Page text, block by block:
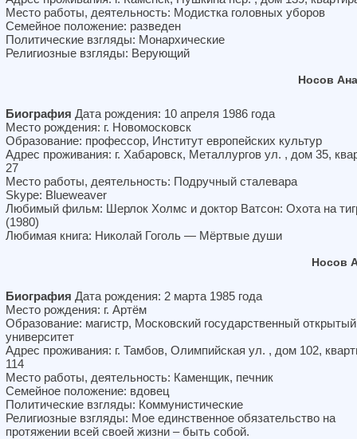
Место работы, деятельность: Модистка головных уборов
Семейное положение: разведен
Политические взгляды: Монархические
Религиозные взгляды: Верующий
Носов
Биография Дата рождения: 10 апреля 1986 года
Место рождения: г. Новомосковск
Образование: профессор, Институт европейских культур
Адрес проживания: г. Хабаровск, Металлургов ул. , дом 35,
27
Место работы, деятельность: Подручный сталевара
Skype: Blueweaver
Любимый фильм: Шерлок Холмс и доктор Ватсон: Охота на
(1980)
Любимая книга: Николай Гоголь — Мёртвые души
Носов
Биография Дата рождения: 2 марта 1985 года
Место рождения: г. Артём
Образование: магистр, Московский государственный открытый
университет
Адрес проживания: г. Тамбов, Олимпийская ул. , дом 102,
114
Место работы, деятельность: Каменщик, печник
Семейное положение: вдовец
Политические взгляды: Коммунистические
Религиозные взгляды: Мое единственное обязательство на
протяжении всей своей жизни – быть собой.